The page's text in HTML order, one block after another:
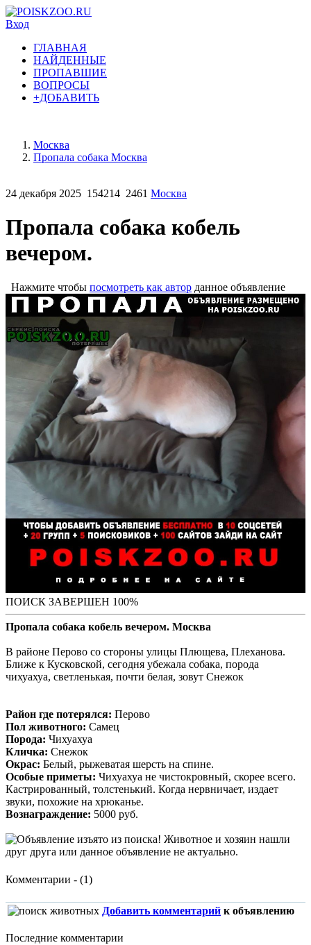
Вход
ГЛАВНАЯ
НАЙДЕННЫЕ
ПРОПАВШИЕ
ВОПРОСЫ
+ДОБАВИТЬ
Москва
Пропала собака Москва
24 декабря 2025 154214 2461 Москва
Пропала собака кобель
вечером.
Нажмите чтобы посмотреть как автор данное объявление
ПОИСК ЗАВЕРШЕН 100%
Пропала собака кобель вечером. Москва
В районе Перово со стороны улицы Плющева, Плеханова.
Ближе к Кусковской, сегодня убежала собака, порода
чихуахуа, светленькая, почти белая, зовут Снежок
Район где потерялся: Перово
Пол животного: Самец
Порода: Чихуахуа
Кличка: Снежок
Окрас: Белый, рыжеватая шерсть на спине.
Особые приметы: Чихуахуа не чистокровный, скорее всего.
Кастрированный, толстенький. Когда нервничает, издает
звуки, похожие на хрюканье.
Вознаграждение: 5000 руб.
Комментарии - (1)
Добавить комментарий к объявлению
Последние комментарии